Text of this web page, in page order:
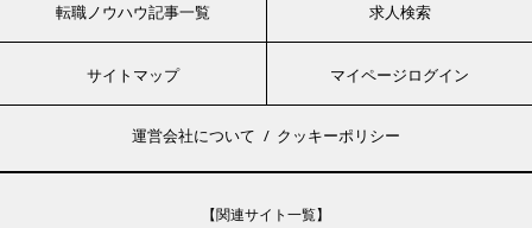
転職ノウハウ記事一覧 求人検索
サイトマップ マイページログイン
運営会社について クッキーポリシー
【関連サイト一覧】